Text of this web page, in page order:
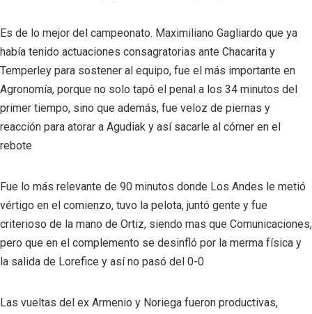
Es de lo mejor del campeonato. Maximiliano Gagliardo que ya
había tenido actuaciones consagratorias ante Chacarita y
Temperley para sostener al equipo, fue el más importante en
Agronomía, porque no solo tapó el penal a los 34 minutos del
primer tiempo, sino que además, fue veloz de piernas y
reacción para atorar a Agudiak y así sacarle al córner en el
rebote
Fue lo más relevante de 90 minutos donde Los Andes le metió
vértigo en el comienzo, tuvo la pelota, juntó gente y fue
criterioso de la mano de Ortiz, siendo mas que Comunicaciones,
pero que en el complemento se desinfló por la merma física y
la salida de Lorefice y así no pasó del 0-0
Las vueltas del ex Armenio y Noriega fueron productivas,